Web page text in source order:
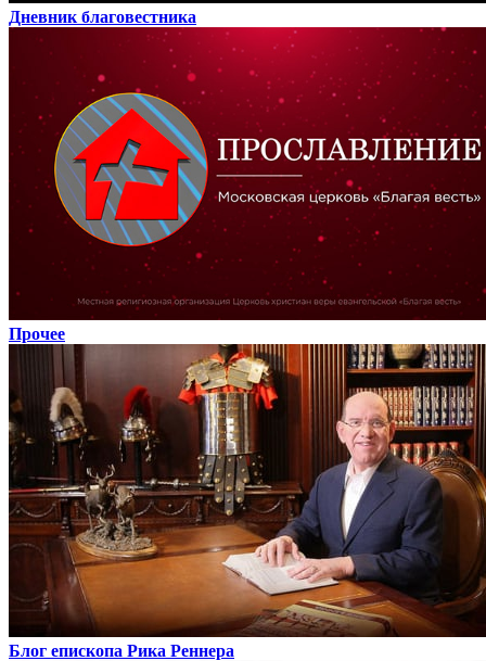
Дневник благовестника
Прочее
Блог епископа Рика Реннера